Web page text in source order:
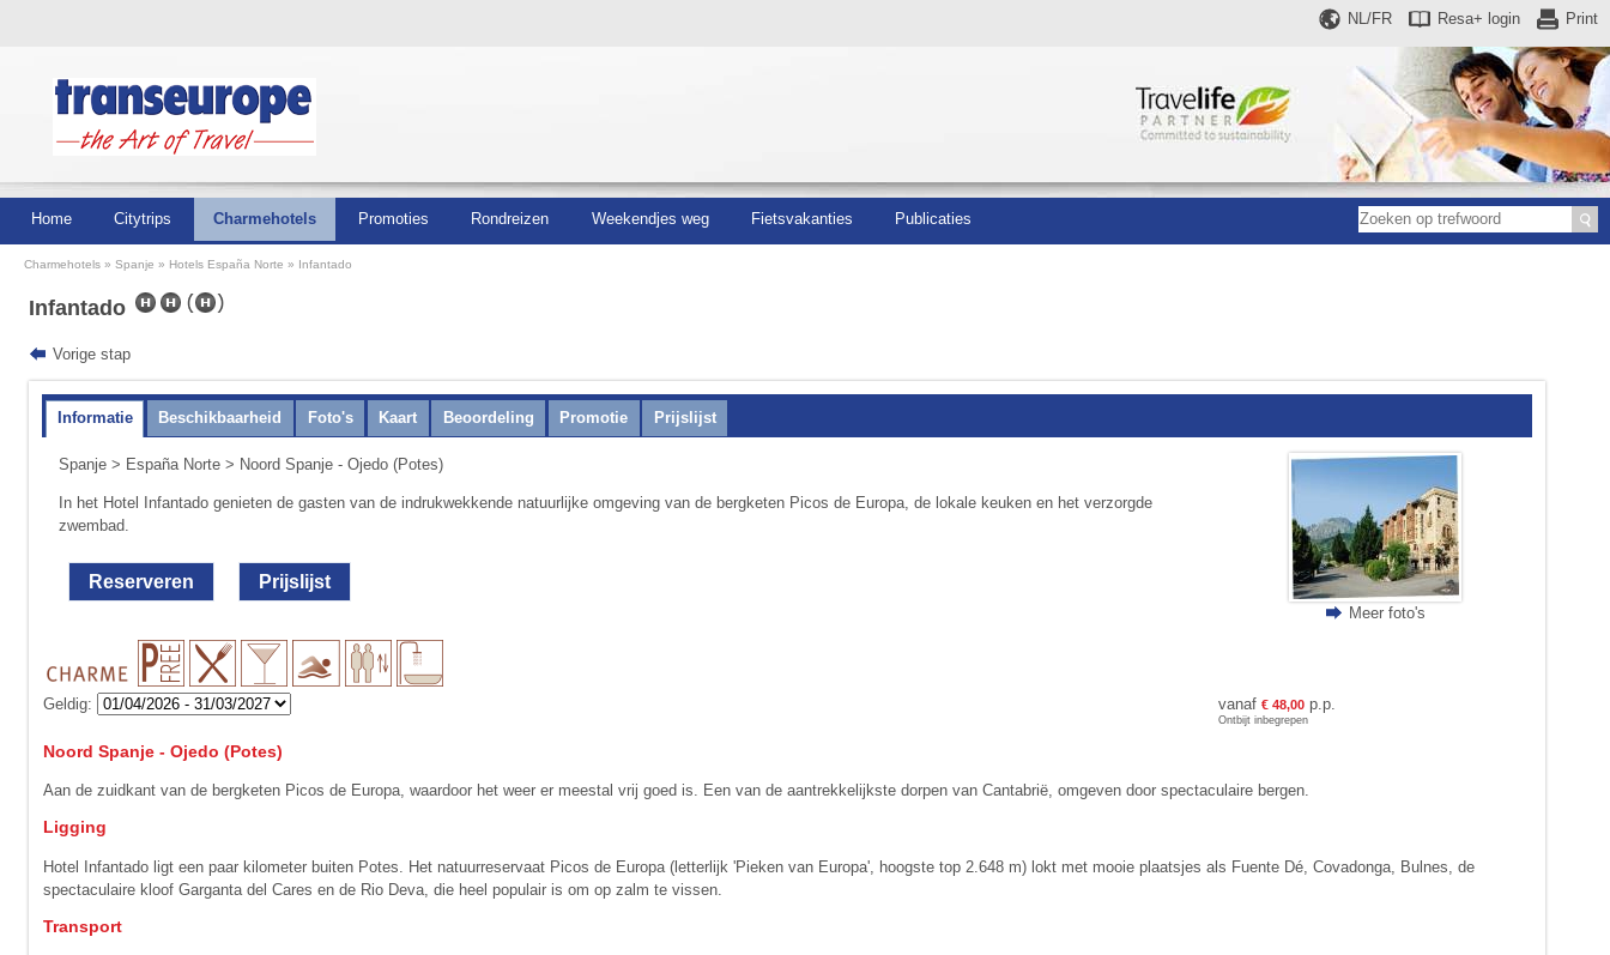
Print
Resa+ login
NL/FR
Home Citytrips Charmehotels Promoties Rondreizen Weekendjes weg Fietsvakanties Publicaties
Charmehotels Spanje Hotels España Norte Infantado
Infantado
Vorige stap
Informatie Beschikbaarheid Foto's Kaart Beoordeling Promotie Prijslijst
Spanje > España Norte > Noord Spanje - Ojedo (Potes)
In het Hotel Infantado genieten de gasten van de indruk­wekkende natuur­lijke omgeving van de berg­keten Picos de Europa, de lokale keuken en het verzorgde
zwembad.
Reserveren Prijslijst
Meer foto's
Geldig: vanaf€ 48,00 p.p.
Ontbijt inbegrepen
Noord Spanje - Ojedo (Potes)
Aan de zuidkant van de bergketen Picos de Europa, waardoor het weer er meestal vrij goed is. Een van de aantrekkelijkste dorpen van Cantabrië, omgeven door spectaculaire bergen.
Ligging
Hotel Infantado ligt een paar kilometer buiten Potes. Het natuurreservaat Picos de Europa (letterlijk 'Pieken van Europa', hoogste top 2.648 m) lokt met mooie plaatsjes als Fuente Dé, Covadonga, Bulnes, de
spectaculaire kloof Garganta del Cares en de Rio Deva, die heel populair is om op zalm te vissen.
Transport